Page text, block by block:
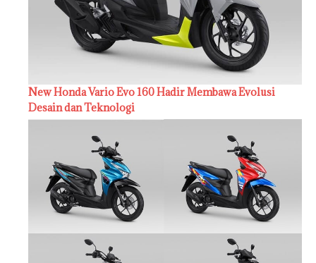
New Honda Vario Evo 160 Hadir Membawa Evolusi
Desain dan Teknologi